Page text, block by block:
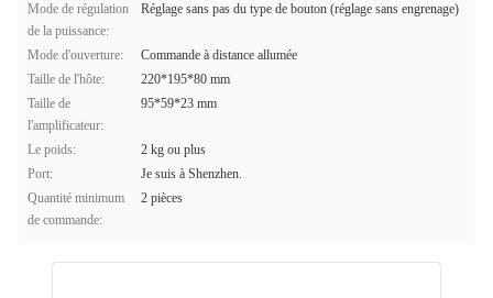
Mode de régulation
de la puissance:
Réglage sans pas du type de bouton (réglage sans engrenage)
Mode d'ouverture:
Commande à distance allumée
Taille de l'hôte:
220*195*80 mm
Taille de
l'amplificateur:
95*59*23 mm
Le poids:
2 kg ou plus
Port:
Je suis à Shenzhen.
Quantité minimum
de commande:
2 pièces